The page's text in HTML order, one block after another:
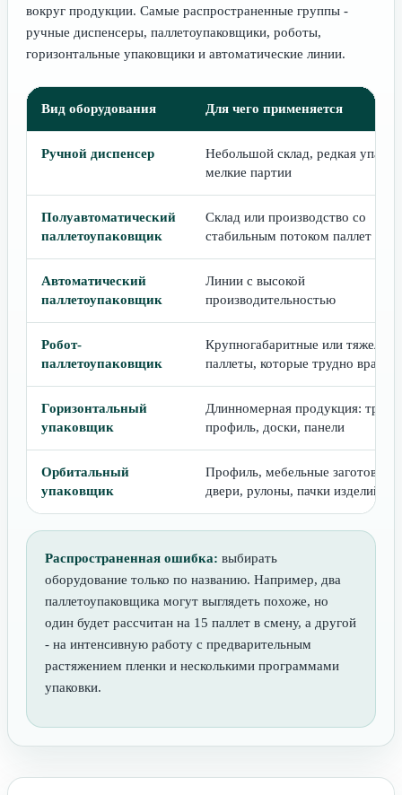
вокруг продукции. Самые распространенные группы -
ручные диспенсеры, паллетоупаковщики, роботы,
горизонтальные упаковщики и автоматические линии.
Вид оборудования Для чего применяется
Ручной диспенсер
Небольшой склад, редкая
мелкие партии
Полуавтоматический
паллетоупаковщик
Склад или производство со
стабильным потоком паллет
Автоматический
паллетоупаковщик
Линии с высокой
производительностью
Робот-
паллетоупаковщик
Крупногабаритные или тяжелые
паллеты, которые трудно
Горизонтальный
упаковщик
Длинномерная продукция:
профиль, доски, панели
Орбитальный
упаковщик
Профиль, мебельные заготовки,
двери, рулоны, пачки изделий
Распространенная ошибка: выбирать
оборудование только по названию. Например, два
паллетоупаковщика могут выглядеть похоже, но
один будет рассчитан на 15 паллет в смену, а другой
- на интенсивную работу с предварительным
растяжением пленки и несколькими программами
упаковки.